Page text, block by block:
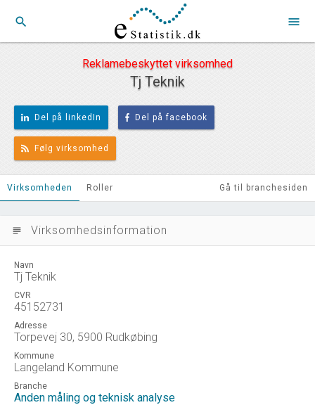
search menu
Reklamebeskyttet virksomhed
Tj Teknik
Del på linkedIn Del på facebook
Følg virksomhed
Virksomheden Roller Gå til branchesiden
subject Virksomhedsinformation
Navn
Tj Teknik
CVR
45152731
Adresse
Torpevej 30, 5900 Rudkøbing
Kommune
Langeland Kommune
Branche
Anden måling og teknisk analyse